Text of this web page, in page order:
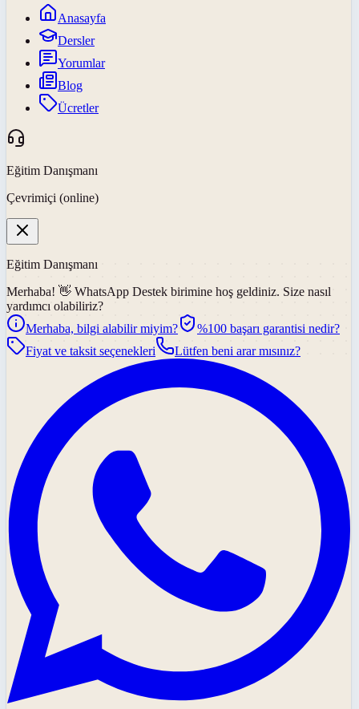
Anasayfa
Dersler
Yorumlar
Blog
Ücretler
Eğitim Danışmanı
Çevrimiçi (online)
Eğitim Danışmanı
Merhaba! 👋 WhatsApp Destek birimine hoş geldiniz. Size nasıl
yardımcı olabiliriz?
Merhaba, bilgi alabilir miyim?
%100 başarı garantisi nedir?
Fiyat ve taksit seçenekleri
Lütfen beni arar mısınız?